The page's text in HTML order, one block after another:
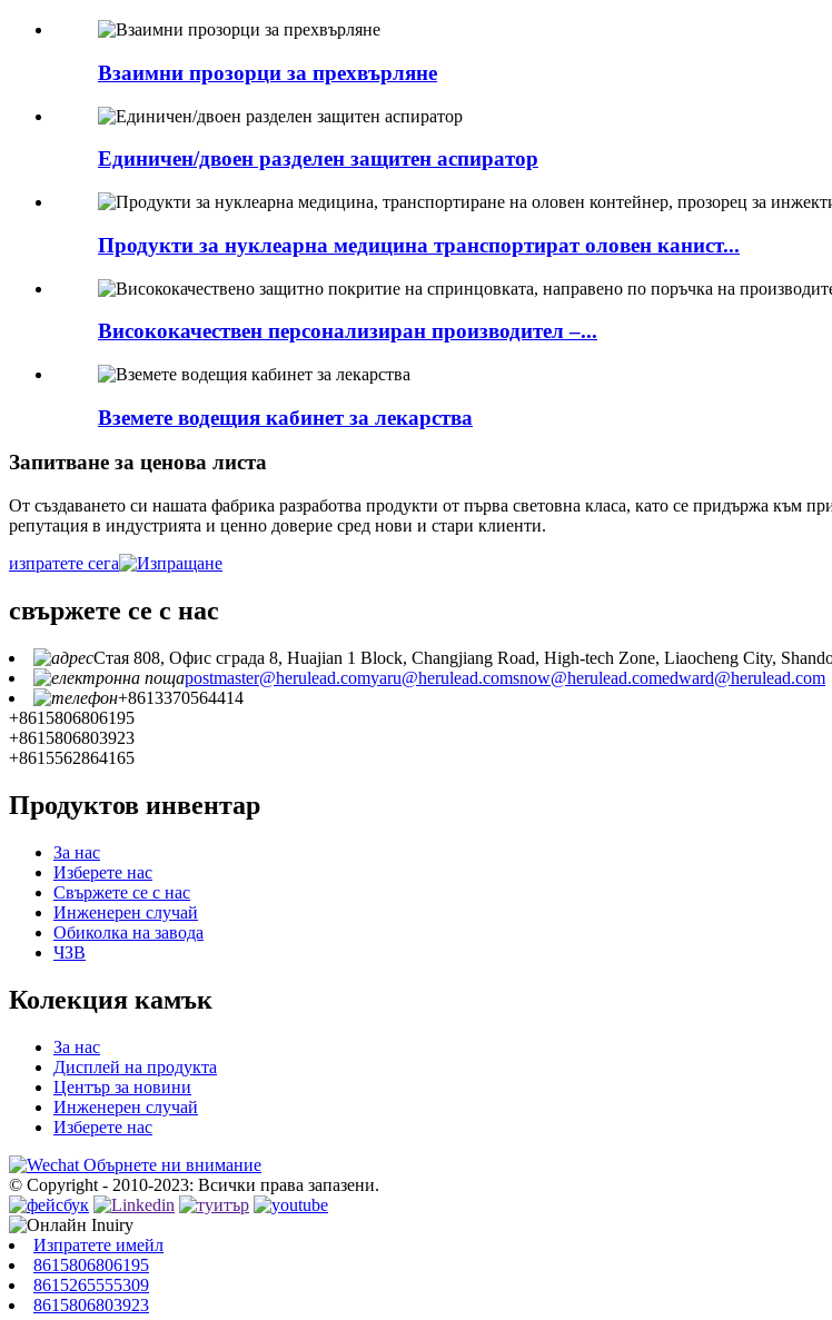
Взаимни прозорци за прехвърляне
Единичен/двоен разделен защитен аспиратор
Продукти за нуклеарна медицина транспортират оловен канист...
Висококачествен персонализиран производител –...
Вземете водещия кабинет за лекарства
Запитване за ценова листа
От създаването си нашата фабрика разработва продукти от първа световна класа, като се придържа към
репутация в индустрията и ценно доверие сред нови и стари клиенти.
изпратете сега
свържете се с нас
Стая 808, Офис сграда 8, Huajian 1 Block, Changjiang Road, High-tech Zone, Liaocheng City,
postmaster@herulead.comyaru@herulead.comsnow@herulead.comedward@herulead.com
+8613370564414
+8615806806195
+8615806803923
+8615562864165
Продуктов инвентар
За нас
Изберете нас
Свържете се с нас
Инженерен случай
Обиколка на завода
ЧЗВ
Колекция камък
За нас
Дисплей на продукта
Център за новини
Инженерен случай
Изберете нас
Обърнете ни внимание
© Copyright - 2010-2023: Всички права запазени.
Изпратете имейл
8615806806195
8615265555309
8615806803923